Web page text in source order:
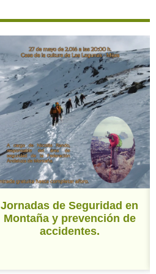
Jornadas de Seguridad en
Montaña y prevención de
accidentes.